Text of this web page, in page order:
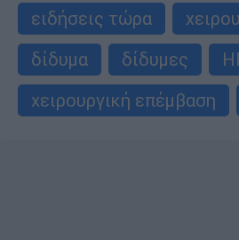
ειδήσεις τώρα
δίδυμα
δίδυμες
χειρουργική επέμβαση